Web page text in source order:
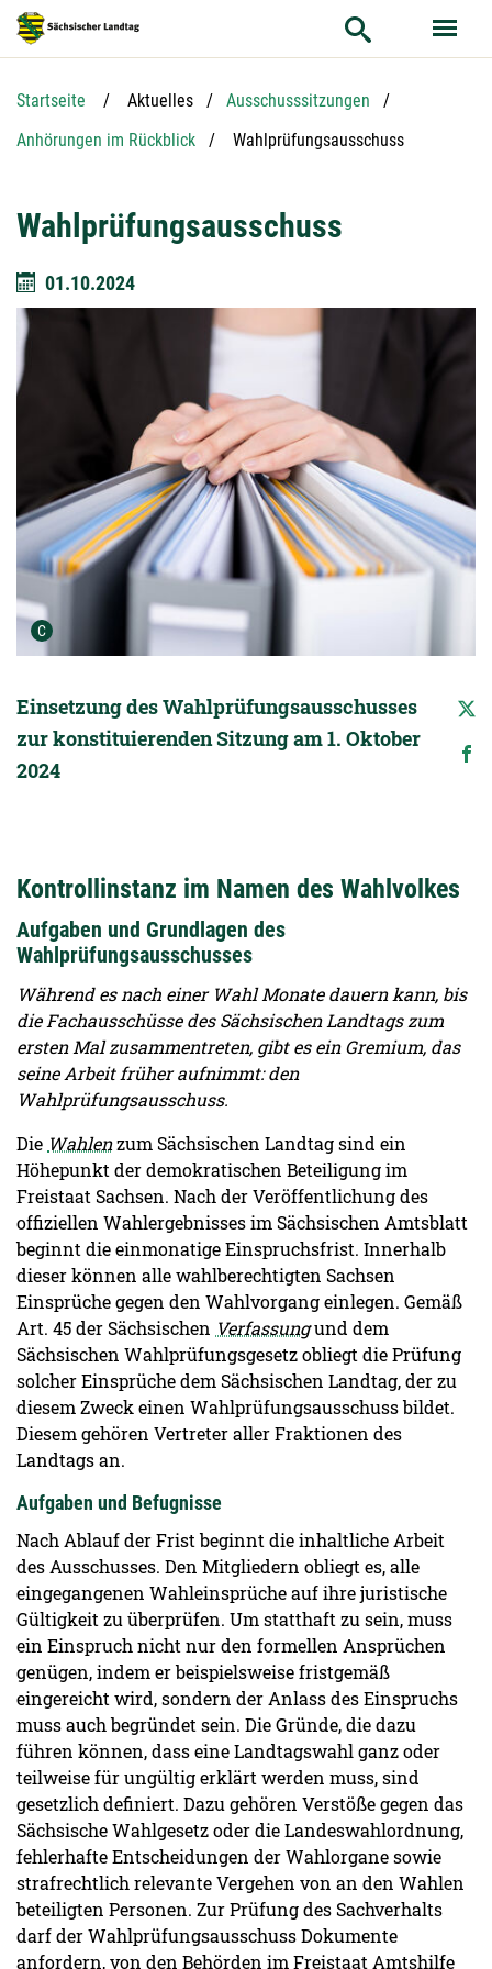
Hauptnavigation
Hauptinhalt
Service
Startseite Aktuelles
Ausschusssitzungen
Anhörungen im Rückblick
Aktuelle Seite:
Wahlprüfungsausschuss
Wahlprüfungsausschuss
01.10.2024
C Urheber der Grafik:
Einsetzung des Wahlprüfungsausschusses
zur konstituierenden Sitzung am 1. Oktober
2024
Kontrollinstanz im Namen des Wahlvolkes
Aufgaben und Grundlagen des
Wahlprüfungsausschusses
Während es nach einer Wahl Monate dauern kann, bis
die Fachausschüsse des Sächsischen Landtags zum
ersten Mal zusammentreten, gibt es ein Gremium, das
seine Arbeit früher aufnimmt: den
Wahlprüfungsausschuss.
Die Wahlenzum Sächsischen Landtag sind ein
Höhepunkt der demokratischen Beteiligung im
Freistaat Sachsen. Nach der Veröffentlichung des
offiziellen Wahlergebnisses im Sächsischen Amtsblatt
beginnt die einmonatige Einspruchsfrist. Innerhalb
dieser können alle wahlberechtigten Sachsen
Einsprüche gegen den Wahlvorgang einlegen. Gemäß
Art. 45 der Sächsischen Verfassungund dem
Sächsischen Wahlprüfungsgesetz obliegt die Prüfung
solcher Einsprüche dem Sächsischen Landtag, der zu
diesem Zweck einen Wahlprüfungsausschuss bildet.
Diesem gehören Vertreter aller Fraktionen des
Landtags an.
Aufgaben und Befugnisse
Nach Ablauf der Frist beginnt die inhaltliche Arbeit
des Ausschusses. Den Mitgliedern obliegt es, alle
eingegangenen Wahleinsprüche auf ihre juristische
Gültigkeit zu überprüfen. Um statthaft zu sein, muss
ein Einspruch nicht nur den formellen Ansprüchen
genügen, indem er beispielsweise fristgemäß
eingereicht wird, sondern der Anlass des Einspruchs
muss auch begründet sein. Die Gründe, die dazu
führen können, dass eine Landtagswahl ganz oder
teilweise für ungültig erklärt werden muss, sind
gesetzlich definiert. Dazu gehören Verstöße gegen das
Sächsische Wahlgesetz oder die Landeswahlordnung,
fehlerhafte Entscheidungen der Wahlorgane sowie
strafrechtlich relevante Vergehen von an den Wahlen
beteiligten Personen. Zur Prüfung des Sachverhalts
darf der Wahlprüfungsausschuss Dokumente
anfordern, von den Behörden im Freistaat Amtshilfe